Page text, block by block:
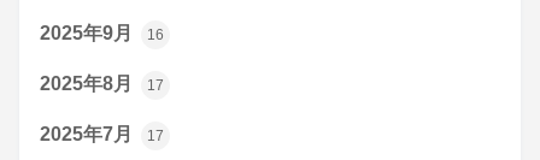
2025年9月 16
2025年8月 17
2025年7月 17